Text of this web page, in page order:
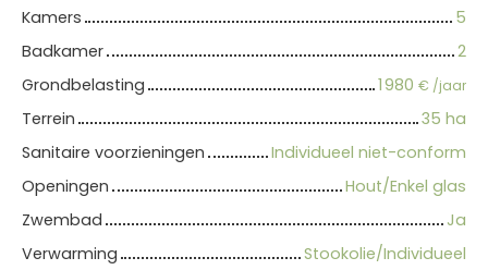
Kamers
5
Badkamer
2
Grondbelasting
1 980 € /jaar
Terrein
35 ha
Sanitaire voorzieningen
Individueel niet-conform
Openingen
Hout/Enkel glas
Zwembad
Ja
Verwarming
Stookolie/Individueel